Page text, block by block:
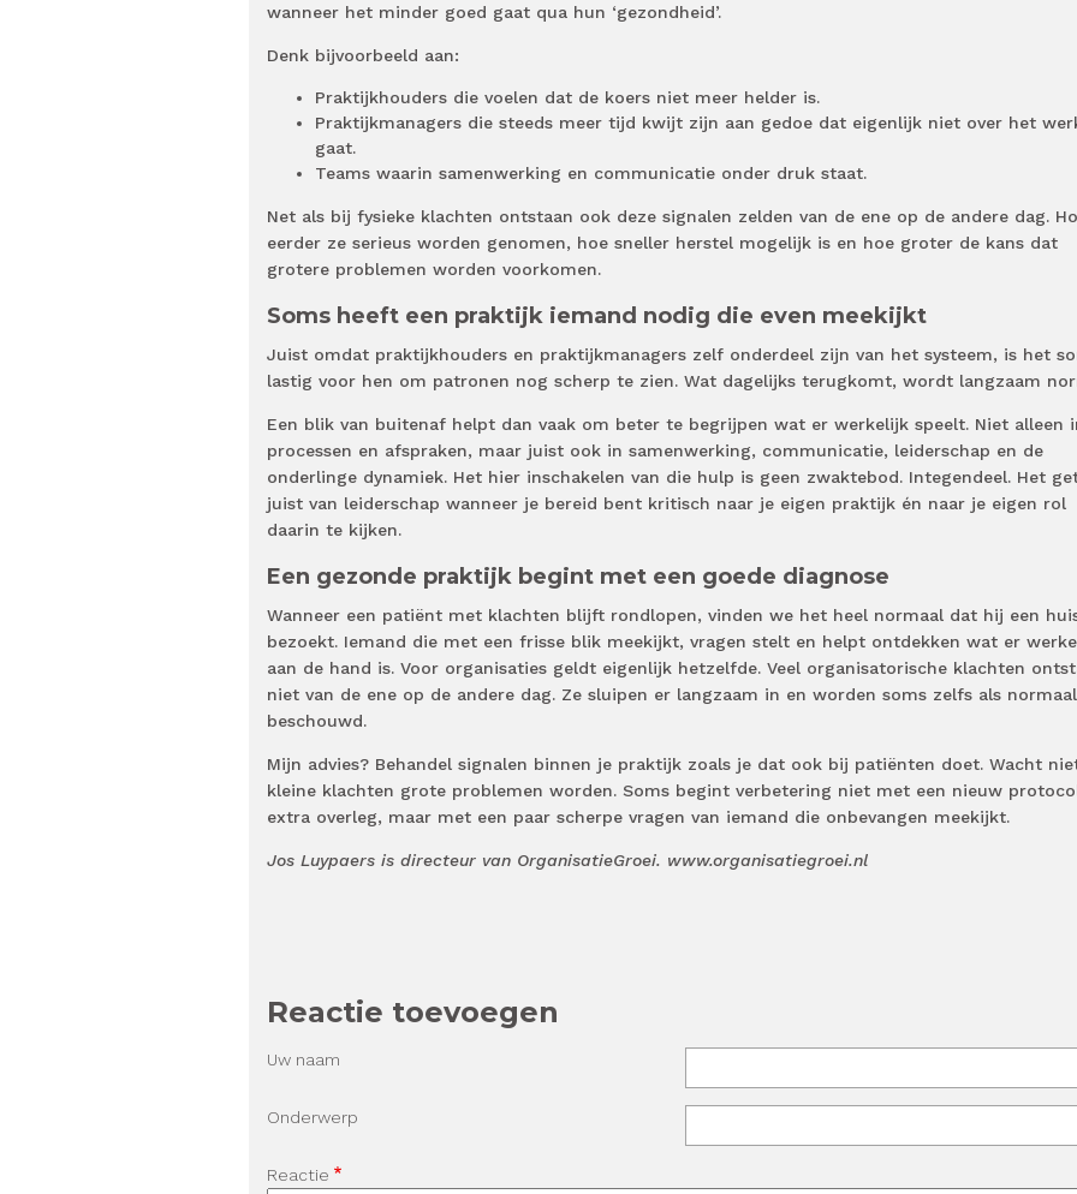
wanneer het minder goed gaat qua hun ‘gezondheid’.
Denk bijvoorbeeld aan:
Praktijkhouders die voelen dat de koers niet meer helder is.
Praktijkmanagers die steeds meer tijd kwijt zijn aan gedoe dat eigenlijk niet over het
gaat.
Teams waarin samenwerking en communicatie onder druk staat.
Net als bij fysieke klachten ontstaan ook deze signalen zelden van de ene op de andere dag.
eerder ze serieus worden genomen, hoe sneller herstel mogelijk is en hoe groter de kans dat
grotere problemen worden voorkomen.
Soms heeft een praktijk iemand nodig die even meekijkt
Juist omdat praktijkhouders en praktijkmanagers zelf onderdeel zijn van het systeem, is het
lastig voor hen om patronen nog scherp te zien. Wat dagelijks terugkomt, wordt langzaam
Een blik van buitenaf helpt dan vaak om beter te begrijpen wat er werkelijk speelt. Niet alleen
processen en afspraken, maar juist ook in samenwerking, communicatie, leiderschap en de
onderlinge dynamiek. Het hier inschakelen van die hulp is geen zwaktebod. Integendeel. Het
juist van leiderschap wanneer je bereid bent kritisch naar je eigen praktijk én naar je eigen rol
daarin te kijken.
Een gezonde praktijk begint met een goede diagnose
Wanneer een patiënt met klachten blijft rondlopen, vinden we het heel normaal dat hij een
bezoekt. Iemand die met een frisse blik meekijkt, vragen stelt en helpt ontdekken wat er
aan de hand is. Voor organisaties geldt eigenlijk hetzelfde. Veel organisatorische klachten
niet van de ene op de andere dag. Ze sluipen er langzaam in en worden soms zelfs als normaal
beschouwd.
Mijn advies? Behandel signalen binnen je praktijk zoals je dat ook bij patiënten doet. Wacht
kleine klachten grote problemen worden. Soms begint verbetering niet met een nieuw
extra overleg, maar met een paar scherpe vragen van iemand die onbevangen meekijkt.
Jos Luypaers is directeur van OrganisatieGroei. www.organisatiegroei.nl
Reactie toevoegen
Uw naam
Onderwerp
Reactie